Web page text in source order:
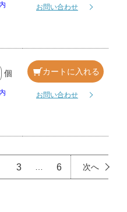
お問い合わせ
個 カートに入れる
お問い合わせ
3 6 次へ